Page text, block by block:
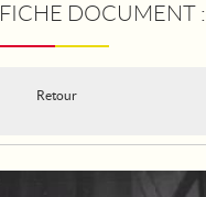
FICHE DOCUMENT :
Retour